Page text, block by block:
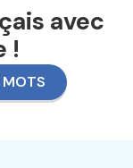
avec
!
MOTS